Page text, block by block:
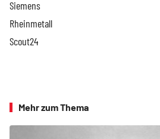
Siemens
Rheinmetall
Scout24
Mehr zum Thema